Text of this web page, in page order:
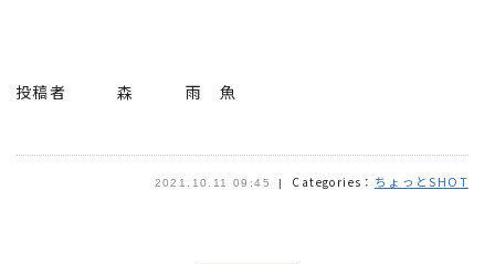
投稿者 森 雨 魚
2021.10.11 09:45 Categories： ちょっとSHOT